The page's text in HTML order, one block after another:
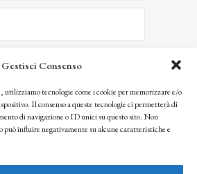
Gestisci Consenso
utilizziamo tecnologie come i cookie per memorizzare e/o
Il consenso a queste tecnologie ci permetterà di
di navigazione o ID unici su questo sito. Non
può influire negativamente su alcune caratteristiche e
ISCRIVITI
che le tue informazioni saranno trattate
reserved
dei diritti e dell’Istituto Matteucci